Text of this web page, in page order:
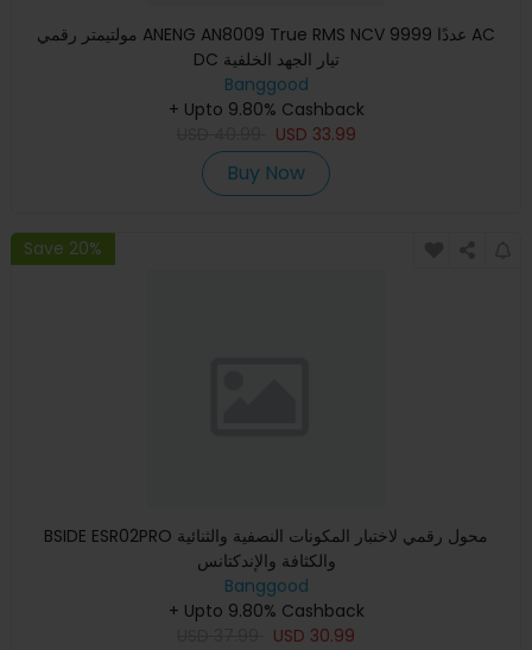
مولتيمتر رقمي ANENG AN8009 True RMS NCV 9999 عددًا AC
DC تيار الجهد الخلفية
Banggood
+ Upto 9.80% Cashback
USD 33.99
Buy Now
Save 20%
BSIDE ESR02PRO محول رقمي لاختبار المكونات النصفية والثنائية
والكثافة والإندكتانس
Banggood
+ Upto 9.80% Cashback
USD 30.99